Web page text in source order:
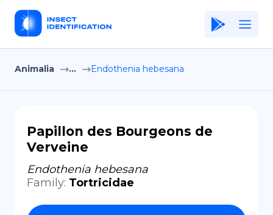
Home
Terms of Use
Privacy Policy
FR
Animalia ... Endothenia hebesana
Papillon des Bourgeons de
Verveine
Endothenia hebesana
Family: Tortricidae